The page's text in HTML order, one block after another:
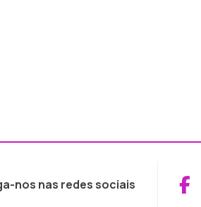
nos nas redes sociais